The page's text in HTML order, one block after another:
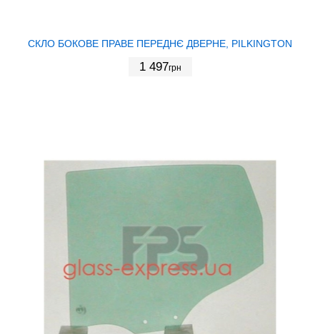
СКЛО БОКОВЕ ПРАВЕ ПЕРЕДНЄ ДВЕРНЕ, PILKINGTON
1 497грн